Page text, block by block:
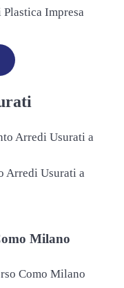
Impresa
Arredi Usurati a
Milano
Como Milano